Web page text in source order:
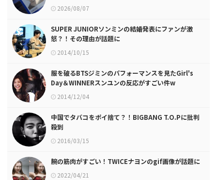
2026/08/07
SUPER JUNIORソンミンの結婚発表にファンが激
怒？！その理由が話題に
2014/10/15
服を破るBTSジミンのパフォーマンスを見たGirl's
Day＆WINNERスンユンの反応がすごい件w
2014/12/04
中国でタバコをポイ捨て？！BIGBANG T.O.Pに批判
殺到
2016/03/15
腕の筋肉がすごい！TWICEナヨンのgif画像が話題に
2022/04/21